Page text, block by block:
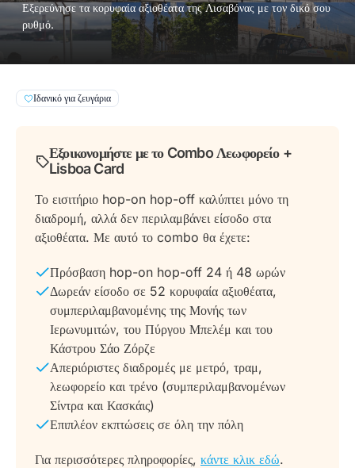
Εξερεύνησε τα κορυφαία αξιοθέατα της Λισαβόνας με τον δικό σου
ρυθμό.
Ιδανικό για ζευγάρια
Εξοικονομήστε με το Combo Λεωφορείο +
Lisboa Card
Το εισιτήριο hop-on hop-off καλύπτει μόνο τη
διαδρομή, αλλά δεν περιλαμβάνει είσοδο στα
αξιοθέατα. Με αυτό το combo θα έχετε:
Πρόσβαση hop-on hop-off 24 ή 48 ωρών
Δωρεάν είσοδο σε 52 κορυφαία αξιοθέατα,
συμπεριλαμβανομένης της Μονής των
Ιερωνυμιτών, του Πύργου Μπελέμ και του
Κάστρου Σάο Ζόρζε
Απεριόριστες διαδρομές με μετρό, τραμ,
λεωφορείο και τρένο (συμπεριλαμβανομένων
Σίντρα και Κασκάις)
Επιπλέον εκπτώσεις σε όλη την πόλη
Για περισσότερες πληροφορίες, κάντε κλικ εδώ.